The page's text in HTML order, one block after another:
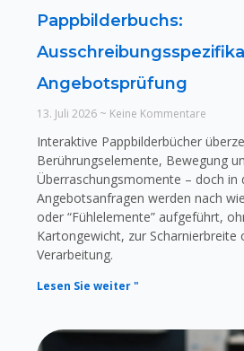
Pappbilderbuchs:
Angebotsprüfung
13. Juli 2026 Keine Kommentare
Interaktive Pappbilderbücher
Berührungselemente, Bewegung
Überraschungsmomente – doch in
Angebotsanfragen werden nach
oder “Fühlelemente” aufgeführt,
Kartongewicht, zur Scharnierbreite
Verarbeitung.
Lesen Sie weiter "